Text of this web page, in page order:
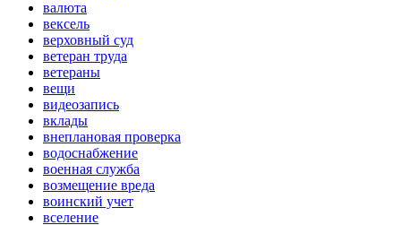
валюта
вексель
верховный суд
ветеран труда
ветераны
вещи
видеозапись
вклады
внеплановая проверка
водоснабжение
военная служба
возмещение вреда
воинский учет
вселение